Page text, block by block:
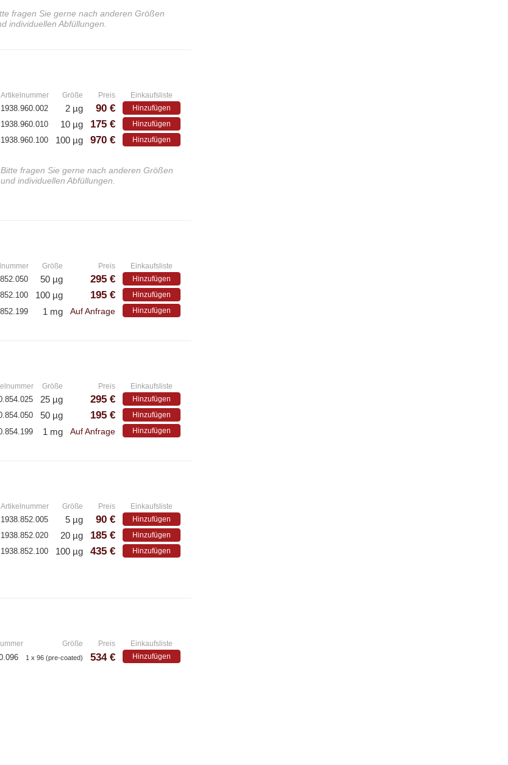
fragen Sie gerne nach anderen Größen
individuellen Abfüllungen.
Artikelnummer Größe Preis Einkaufsliste
1938.960.002 2 µg 90 € Hinzufügen
1938.960.010 10 µg 175 € Hinzufügen
1938.960.100 100 µg 970 € Hinzufügen
Bitte fragen Sie gerne nach anderen Größen
und individuellen Abfüllungen.
Größe Preis Einkaufsliste
50 µg 295 € Hinzufügen
100 µg 195 € Hinzufügen
1 mg Auf Anfrage Hinzufügen
Größe Preis Einkaufsliste
25 µg 295 € Hinzufügen
50 µg 195 € Hinzufügen
1 mg Auf Anfrage Hinzufügen
Artikelnummer Größe Preis Einkaufsliste
1938.852.005 5 µg 90 € Hinzufügen
1938.852.020 20 µg 185 € Hinzufügen
1938.852.100 100 µg 435 € Hinzufügen
Größe Preis Einkaufsliste
1 x 96 (pre-coated) 534 € Hinzufügen